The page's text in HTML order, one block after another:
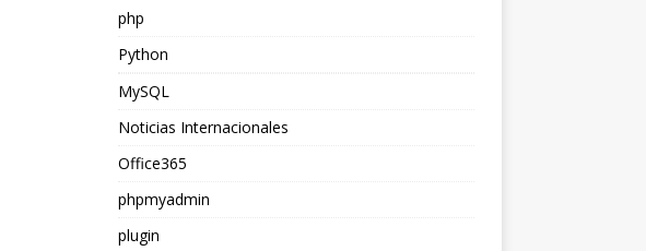
php
Python
MySQL
Noticias Internacionales
Office365
phpmyadmin
plugin